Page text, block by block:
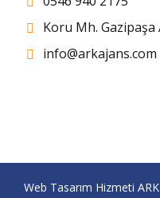
Koru Mh. Gazipaşa
info@arkajans.com
Web Tasarım Hizmeti